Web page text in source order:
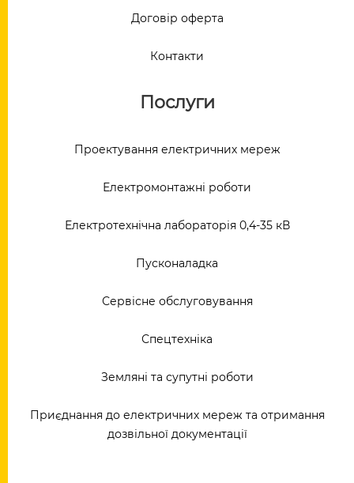
Договір оферта
Контакти
Послуги
Проектування електричних мереж
Електромонтажні роботи
Електротехнічна лабораторія 0,4-35 кВ
Пусконаладка
Сервісне обслуговування
Спецтехніка
Земляні та супутні роботи
Приєднання до електричних мереж та отримання
дозвільної документації